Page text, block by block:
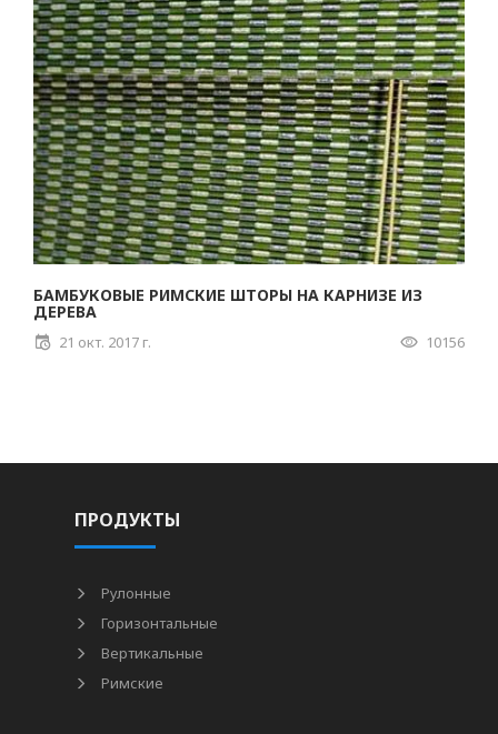
БАМБУКОВЫЕ РИМСКИЕ ШТОРЫ НА КАРНИЗЕ ИЗ
ДЕРЕВА
21 окт. 2017 г. 10156
ПРОДУКТЫ
Рулонные
Горизонтальные
Вертикальные
Римские